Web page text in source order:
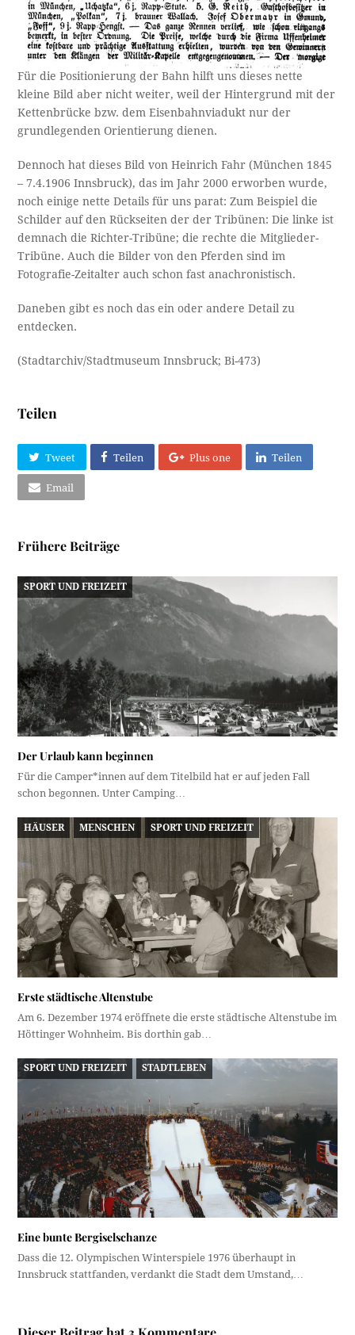
Für die Positionierung der Bahn hilft uns dieses nette
kleine Bild aber nicht weiter, weil der Hintergrund mit der
Kettenbrücke bzw. dem Eisenbahnviadukt nur der
grundlegenden Orientierung dienen.
Dennoch hat dieses Bild von Heinrich Fahr (München 1845
– 7.4.1906 Innsbruck), das im Jahr 2000 erworben wurde,
noch einige nette Details für uns parat: Zum Beispiel die
Schilder auf den Rückseiten der der Tribünen: Die linke ist
demnach die Richter-Tribüne; die rechte die Mitglieder-
Tribüne. Auch die Bilder von den Pferden sind im
Fotografie-Zeitalter auch schon fast anachronistisch.
Daneben gibt es noch das ein oder andere Detail zu
entdecken.
(Stadtarchiv/Stadtmuseum Innsbruck; Bi-473)
Teilen
Tweet Teilen Plus one Teilen
Email
Frühere Beiträge
SPORT UND FREIZEIT
Der Urlaub kann beginnen
Für die Camper*innen auf dem Titelbild hat er auf jeden Fall
schon begonnen. Unter Camping…
HÄUSER MENSCHEN SPORT UND FREIZEIT
Erste städtische Altenstube
Am 6. Dezember 1974 eröffnete die erste städtische Altenstube im
Höttinger Wohnheim. Bis dorthin gab…
SPORT UND FREIZEIT STADTLEBEN
Eine bunte Bergiselschanze
Dass die 12. Olympischen Winterspiele 1976 überhaupt in
Innsbruck stattfanden, verdankt die Stadt dem Umstand,…